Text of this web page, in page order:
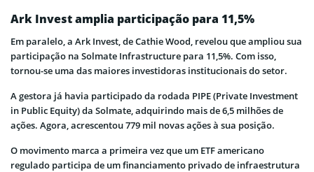
Ark Invest amplia participação para 11,5%
Em paralelo, a Ark Invest, de Cathie Wood, revelou que ampliou sua
participação na Solmate Infrastructure para 11,5%. Com isso,
tornou-se uma das maiores investidoras institucionais do setor.
A gestora já havia participado da rodada PIPE (Private Investment
in Public Equity) da Solmate, adquirindo mais de 6,5 milhões de
ações. Agora, acrescentou 779 mil novas ações à sua posição.
O movimento marca a primeira vez que um ETF americano
regulado participa de um financiamento privado de infraestrutura